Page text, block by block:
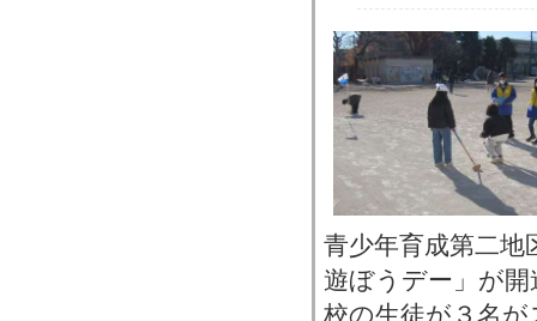
青少年育成第二地
遊ぼうデー」が
校の生徒が３名